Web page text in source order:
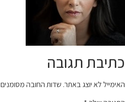
כתיבת תגובה
האימייל לא יוצג באתר. שדות החובה מסומנים